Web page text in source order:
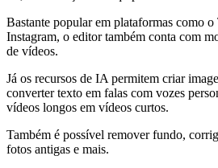
Bastante popular em plataformas como
Instagram, o editor também conta com
de vídeos.
Já os recursos de IA permitem criar
converter texto em falas com vozes
vídeos longos em vídeos curtos.
Também é possível remover fundo,
fotos antigas e mais.